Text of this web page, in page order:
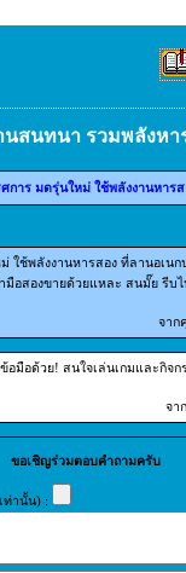
นสนทนา รวมพลังหา
การ มดรุ่นใหม่ ใช้พลังงานหารส
ใช้พลังงานหารสอง ที่ลานอเน
อสองขายด้วยแหละ สนมั๊ย รีบไ
จาก
อมือด้วย! สนใจเล่นเกมและกิจ
จา
ขอเชิญร่วมตอบคำถามครับ
ท่านั้น) :